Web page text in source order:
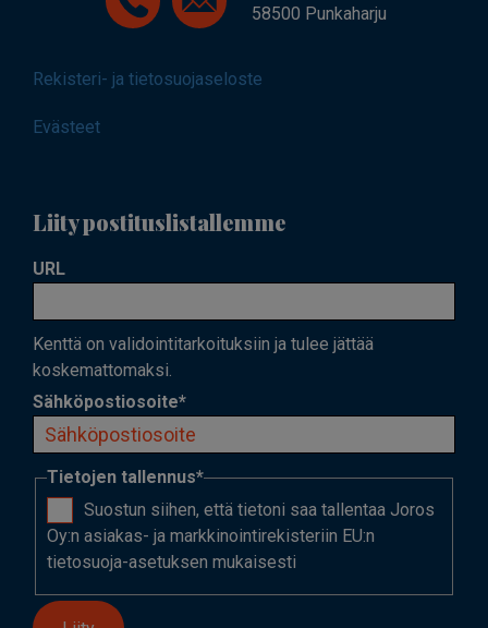
58500 Punkaharju
Rekisteri- ja tietosuojaseloste
Evästeet
Liity postituslistallemme
URL
Kenttä on validointitarkoituksiin ja tulee jättää
koskemattomaksi.
Sähköpostiosoite*
Tietojen tallennus*
Suostun siihen, että tietoni saa tallentaa Joros
Oy:n asiakas- ja markkinointirekisteriin EU:n
tietosuoja-asetuksen mukaisesti